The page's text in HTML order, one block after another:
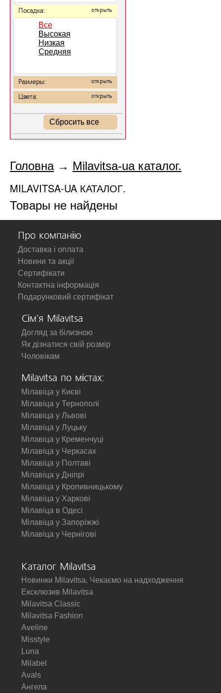
Посадка: открыть
Все
Высокая
Низкая
Средняя
Размеры: открыть
Цвета: открыть
Сбросить все
Головна→ Milavitsa-ua каталог.
MILAVITSA-UA КАТАЛОГ.
Товары не найдены
Про компанію
Доставка і оплата
Новини та акції
Сертифікати
Контактна інформація
Подарунковий сертифікат
Сім'я Milavitsa
Догляд за білизною
Як дізнатися свій розмір
Чоловікам
Milavitsa по містах:
Мілавіца у Києві
Мілавіца у Тернополі
Мілавіца у Львові
Мілавіца у Луцьку
Мілавіца у Кременчуці
Мілавіца у Черкасах
Мілавіца у Полтаві
Мілавіца у Дніпрі
Мілавіца у Кропивницькому
Мілавіца у Харкові
Мілавіца в Одесі
Мілавіца у Запоріжжі
Мілавіца у Чернігові
Каталог Milavitsa
Новинки Milavitsa. Чекаємо на надходження
Ексклюзив Milavitsa
Milavitsa Classic
Milavitsa Fashion
Aveline
Misstyle
Luna
Milabel
Avals
Ангела